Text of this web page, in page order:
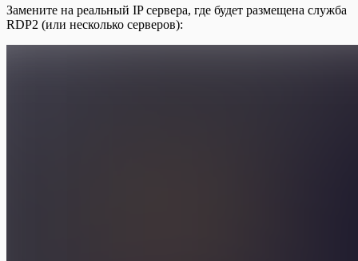
Замените на реальный IP сервера, где будет размещена служба
RDP2 (или несколько серверов):